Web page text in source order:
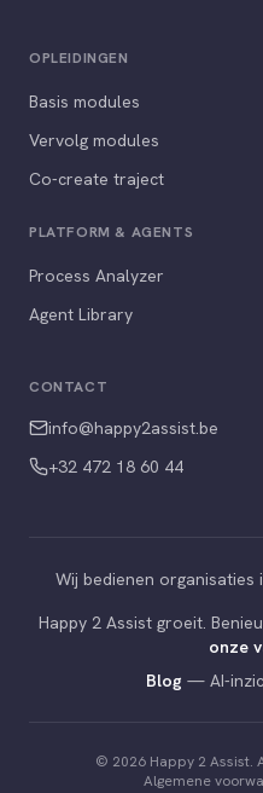
OPLEIDINGEN
Basis modules
Vervolg modules
Co-create traject
PLATFORM & AGENTS
Process Analyzer
Agent Library
CONTACT
info@happy2assist.be
+32 472 18 60 44
Wij bedienen
Happy 2 Assist groeit.
onze
Blog — AI-
© 2026 Happy 2 Assist.
Algemene